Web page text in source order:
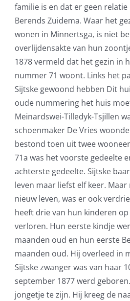
familie is en dat er geen relatie
Berends Zuidema. Waar het
wonen in Minnertsga, is niet
overlijdensakte van hun
1878 vermeld dat het gezin in
nummer 71 woont. Links het
Sijtske gewoond hebben Dit
oude nummering het huis
Meinardswei-Tilledyk-Tsjillen
schoenmaker De Vries
bestond toen uit twee
71a was het voorste gedeelte
achterste gedeelte. Sijtske
leven maar liefst elf keer.
nieuw leven, was er ook
heeft drie van hun kinderen
verloren. Hun eerste kindje
maanden oud en hun eerste
maanden oud. Hij overleed in
Sijtske zwanger was van haar
september 1877 werd
jongetje te zijn. Hij kreeg de